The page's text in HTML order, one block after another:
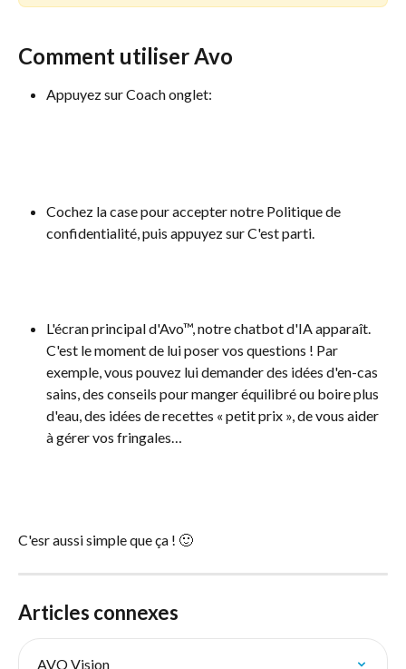
Comment utiliser Avo
Appuyez sur Coach onglet:
Cochez la case pour accepter notre Politique de
confidentialité, puis appuyez sur C'est parti.
L'écran principal d'Avo™, notre chatbot d'IA apparaît.
C'est le moment de lui poser vos questions ! Par
exemple, vous pouvez lui demander des idées d'en-cas
sains, des conseils pour manger équilibré ou boire plus
d'eau, des idées de recettes « petit prix », de vous aider
à gérer vos fringales…
C'esr aussi simple que ça ! 🙂
Articles connexes
AVO Vision